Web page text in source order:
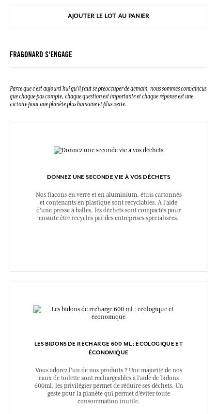
AJOUTER LE LOT AU PANIER
FRAGONARD S'ENGAGE
Parce que c’est aujourd’hui qu’il faut se préoccuper de demain, nous sommes convaincus
que chaque pas compte, chaque question est importante et chaque réponse est une
victoire pour une planète plus humaine et plus verte.
DONNEZ UNE SECONDE VIE À VOS DÉCHETS
Nos flacons en verre et en aluminium, étuis cartonnés
et contenants en plastique sont recyclables. A l’aide
d’une presse à balles, les déchets sont compactés pour
ensuite être recyclés par des entreprises spécialisées.
LES BIDONS DE RECHARGE 600 ML : ÉCOLOGIQUE ET
ÉCONOMIQUE
Vous adorez l’un de nos produits ? Une majorité de nos
eaux de toilette sont rechargeables à l’aide de bidons
600ml, les privilégier permet de réduire ses déchets. Un
geste pour la planète qui permet d’éviter toute
consommation inutile.